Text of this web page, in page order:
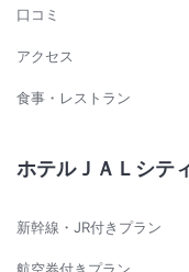
口コミ
アクセス
食事・レストラン
ホテルＪＡＬシテ
新幹線・JR付きプラン